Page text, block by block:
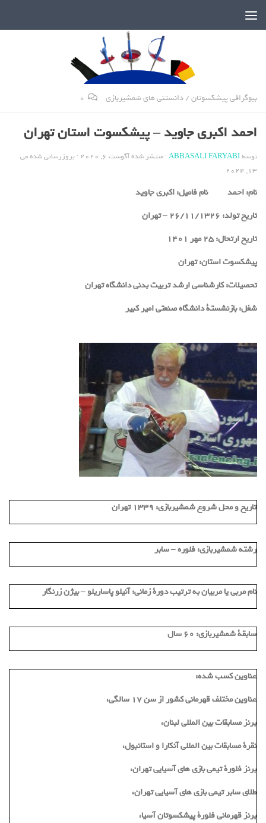
بیوگرافی پیشکسوتان/دانستنی های شمشیربازی 0
احمد اکبری جاوید – پیشکسوت استان تهران
توسطABBASALI FARYABI · منتشر شدهآگوست 6, 2020 · بروزرسانی شدهمی
13, 2024
نام:احمد نام فامیل:اکبری جاوید
تاریخ تولد:
تاریخ ارتحال: 25 مهر 1401
پیشکسوت استان:تهران
تحصیلات:کارشناسی ارشد تربیت بدنی دانشگاه تهران
شغل:بازنشستة دانشگاه صنعتی امیر کبیر
تاریخ و محل شروع شمشیربازی:
رشته شمشیربازی: فلوره – سابر
نام مربی یا مربیان به ترتیب دورة زمانی:آنیلو پاساریلو– بیژن زرنگار
سابقة شمشیربازی: 60 سال
عناوین کسب شده:
عناوین مختلف قهرمانی کشور از سن 17 سالگی،
برنز مسابقات بین المللی لبنان،
نقرة مسابقات بین المللی آنکارا و استانبول،
برنز فلورة تیمی بازی های آسیایی تهران،
طلای سابر تیمی بازی های آسیایی تهران،
برنز قهرمانی فلورة پیشکسوتان آسیا،